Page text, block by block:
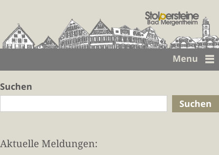
Menu
Suchen
Suchen
Aktuelle Meldungen: